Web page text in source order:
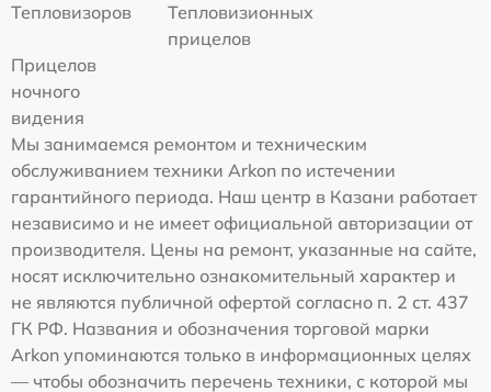
Тепловизоров
Тепловизионных
прицелов
Прицелов
ночного
видения
Мы занимаемся ремонтом и техническим
обслуживанием техники Arkon по истечении
гарантийного периода. Наш центр в Казани работает
независимо и не имеет официальной авторизации от
производителя. Цены на ремонт, указанные на сайте,
носят исключительно ознакомительный характер и
не являются публичной офертой согласно п. 2 ст. 437
ГК РФ. Названия и обозначения торговой марки
Arkon упоминаются только в информационных целях
— чтобы обозначить перечень техники, с которой мы